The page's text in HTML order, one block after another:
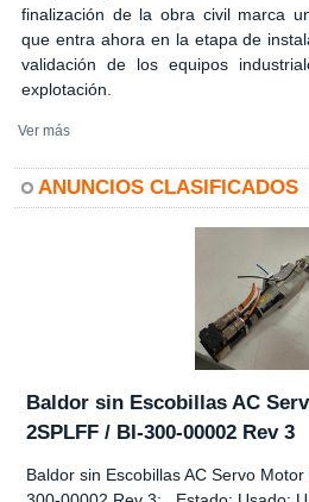
finalización de la obra civil marca
que entra ahora en la etapa de
validación de los equipos
explotación.
Ver más
ANUNCIOS CLASIFICADOS
Baldor sin Escobillas AC
2SPLFF / BI-300-00002 Rev 3
Baldor sin Escobillas AC Servo